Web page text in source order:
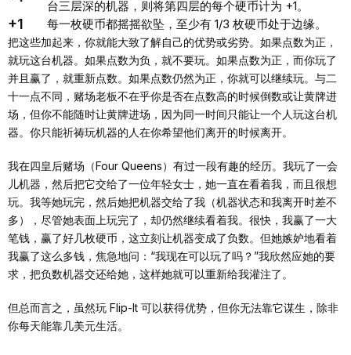
台三层深的机器，则将第四层的每个硬币计为 +1。
+1 每一枚硬币都摇摇欲坠，至少有 1/3 枚硬币处于边缘。
把这些加起来，你就能大致了解自己的优势或劣势。如果点数为正，
就玩这台机器。如果点数为负，就不要玩。如果点数为正，而你玩了
并且赢了，就重新点数。如果点数仍然为正，你就可以继续玩。与二
十一点不同，赌场老板不在乎你是否在点数高的时候倒数或让黄牌进
场，但你不能随时让黄牌进场，因为同一时间只能让一个人玩这台机
器。你只能祈祷玩机器的人在你希望他们离开的时候离开。
我在四皇后赌场（Four Queens）有过一段有趣的经历。我玩了一会
儿机器，然后把它交给了一位年轻女士，她一直在看着我，而且很想
玩。我等她玩完，然后她把机器交给了我（机器状态和我离开时差不
多），尽管她表面上玩完了，却仍然继续看着我。很快，我赢了一大
笔钱，赢了好几枚硬币，这立刻让机器变成了负数。但她嫉妒地看着
我赢了这么多钱，焦急地问：“我现在可以玩了吗？”我欣然应她的要
求，把负数机器交还给她，这样她就可以重新给我灌注了。
但总而言之，虽然玩 Flip-It 可以获得优势，但你无法靠它谋生，除非
你每天能靠几美元生活。